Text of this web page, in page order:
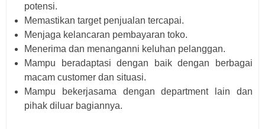
potensi.
Memastikan target penjualan tercapai.
Menjaga kelancaran pembayaran toko.
Menerima dan menanganni keluhan pelanggan.
Mampu beradaptasi dengan baik dengan berbagai
macam customer dan situasi.
Mampu bekerjasama dengan department lain dan
pihak diluar bagiannya.